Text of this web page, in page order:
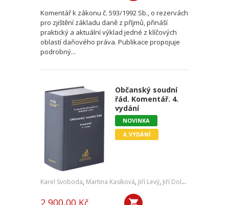
Komentář k zákonu č. 593/1992 Sb., o rezervách
pro zjištění základu daně z příjmů, přináší
praktický a aktuální výklad jedné z klíčových
oblastí daňového práva. Publikace propojuje
podrobný...
Občanský soudní
řád. Komentář. 4.
vydání
NOVINKA
4. VYDÁNÍ
Karel Svoboda, Martina Kasíková, Jiří Levý, Jiří Doležílek
2 900,00 Kč